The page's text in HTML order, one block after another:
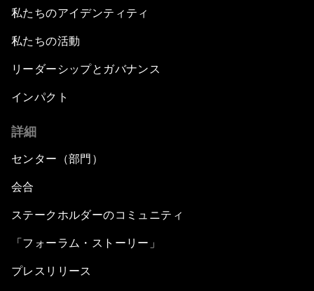
私たちのアイデンティティ
私たちの活動
リーダーシップとガバナンス
インパクト
詳細
センター（部門）
会合
ステークホルダーのコミュニティ
「フォーラム・ストーリー」
プレスリリース